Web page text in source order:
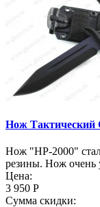
Нож Тактический
Нож "НР-2000"
резины. Нож очень
Цена:
3 950 Р
Сумма скидки: